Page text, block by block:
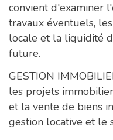
convient d'examiner
travaux éventuels,
locale et la liquidité
future.
GESTION
les projets
et la vente de biens
gestion locative et le